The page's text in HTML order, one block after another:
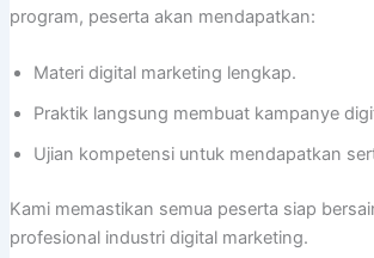
program, peserta akan mendapatkan:
Materi digital marketing lengkap.
Praktik langsung membuat kampanye
Ujian kompetensi untuk mendapatkan
Kami memastikan semua peserta siap
profesional industri digital marketing.